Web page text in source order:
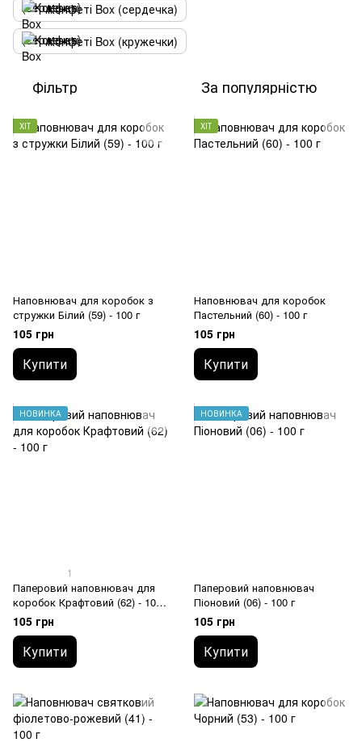
Конфеті Box (сердечка)
Конфеті Box (кружечки)
Фільтр За популярністю
ХІТ
Наповнювач для коробок з
стружки Білий (59) - 100 г
105 грн
Купити
ХІТ
Наповнювач для коробок
Пастельний (60) - 100 г
105 грн
Купити
НОВИНКА
1
Паперовий наповнювач для
коробок Крафтовий (62) - 100
г105 грн
Купити
НОВИНКА
Паперовий наповнювач
Піоновий (06) - 100 г
105 грн
Купити